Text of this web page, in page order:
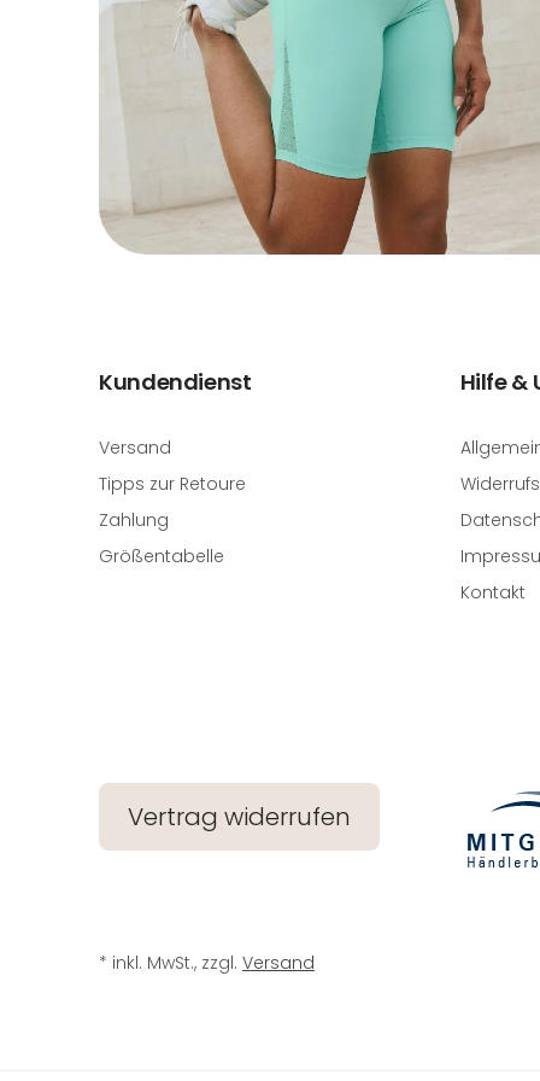
Kundendienst
Versand
Tipps zur Retoure
Zahlung
Größentabelle
Hilfe &
Kontakt
Vertrag widerrufen
* inkl. MwSt., zzgl. Versand